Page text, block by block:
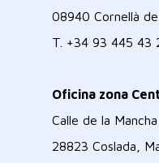
08940 Cornellà
T. +34 93 445 43
Oficina zona
Calle de la Mancha
28823 Coslada,